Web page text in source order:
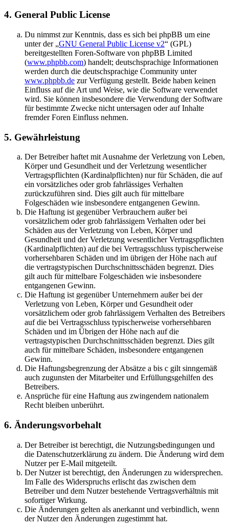
4. General Public License
Du nimmst zur Kenntnis, dass es sich bei phpBB um eine
unter der „GNU General Public License v2“ (GPL)
bereitgestellten Foren-Software von phpBB Limited
(www.phpbb.com) handelt; deutschsprachige Informationen
werden durch die deutschsprachige Community unter
www.phpbb.de zur Verfügung gestellt. Beide haben keinen
Einfluss auf die Art und Weise, wie die Software verwendet
wird. Sie können insbesondere die Verwendung der Software
für bestimmte Zwecke nicht untersagen oder auf Inhalte
fremder Foren Einfluss nehmen.
5. Gewährleistung
Der Betreiber haftet mit Ausnahme der Verletzung von Leben,
Körper und Gesundheit und der Verletzung wesentlicher
Vertragspflichten (Kardinalpflichten) nur für Schäden, die auf
ein vorsätzliches oder grob fahrlässiges Verhalten
zurückzuführen sind. Dies gilt auch für mittelbare
Folgeschäden wie insbesondere entgangenen Gewinn.
Die Haftung ist gegenüber Verbrauchern außer bei
vorsätzlichem oder grob fahrlässigem Verhalten oder bei
Schäden aus der Verletzung von Leben, Körper und
Gesundheit und der Verletzung wesentlicher Vertragspflichten
(Kardinalpflichten) auf die bei Vertragsschluss typischerweise
vorhersehbaren Schäden und im übrigen der Höhe nach auf
die vertragstypischen Durchschnittsschäden begrenzt. Dies
gilt auch für mittelbare Folgeschäden wie insbesondere
entgangenen Gewinn.
Die Haftung ist gegenüber Unternehmern außer bei der
Verletzung von Leben, Körper und Gesundheit oder
vorsätzlichem oder grob fahrlässigem Verhalten des Betreibers
auf die bei Vertragsschluss typischerweise vorhersehbaren
Schäden und im Übrigen der Höhe nach auf die
vertragstypischen Durchschnittsschäden begrenzt. Dies gilt
auch für mittelbare Schäden, insbesondere entgangenen
Gewinn.
Die Haftungsbegrenzung der Absätze a bis c gilt sinngemäß
auch zugunsten der Mitarbeiter und Erfüllungsgehilfen des
Betreibers.
Ansprüche für eine Haftung aus zwingendem nationalem
Recht bleiben unberührt.
6. Änderungsvorbehalt
Der Betreiber ist berechtigt, die Nutzungsbedingungen und
die Datenschutzerklärung zu ändern. Die Änderung wird dem
Nutzer per E-Mail mitgeteilt.
Der Nutzer ist berechtigt, den Änderungen zu widersprechen.
Im Falle des Widerspruchs erlischt das zwischen dem
Betreiber und dem Nutzer bestehende Vertragsverhältnis mit
sofortiger Wirkung.
Die Änderungen gelten als anerkannt und verbindlich, wenn
der Nutzer den Änderungen zugestimmt hat.